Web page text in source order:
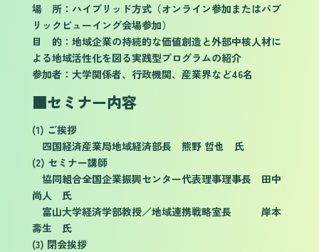
場 所：ハイブリッド方式（オンライン参加またはパブ
リックビューイング会場参加）
目 的：地域企業の持続的な価値創造と外部中核人材に
よる地域活性化を図る実践型プログラムの紹介
参加者：大学関係者、行政機関、産業界など46名
■セミナー内容
(1) ご挨拶
四国経済産業局地域経済部長 熊野 哲也 氏
(2) セミナー講師
協同組合全国企業振興センター代表理事理事長 田中
尚人 氏
富山大学経済学部教授／地域連携戦略室長 岸本
壽生 氏
(3) 閉会挨拶